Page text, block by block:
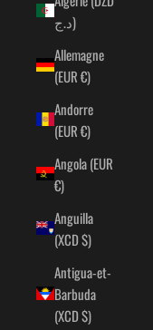
د.ج)
Allemagne
(EUR €)
Andorre
(EUR €)
Angola (EUR
€)
Anguilla
(XCD $)
Antigua-et-
Barbuda
(XCD $)